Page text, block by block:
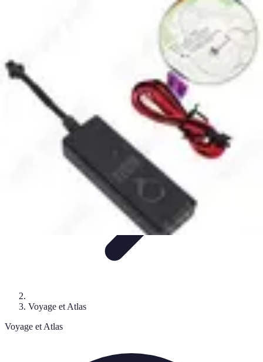
Guide d'achat
Voyage et Atlas
Voyage et Atlas